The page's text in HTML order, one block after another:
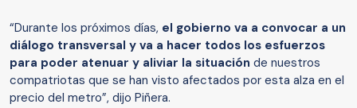
“Durante los próximos días, el gobierno va a convocar a un
diálogo transversal y va a hacer todos los esfuerzos
para poder atenuar y aliviar la situación de nuestros
compatriotas que se han visto afectados por esta alza en el
precio del metro”, dijo Piñera.